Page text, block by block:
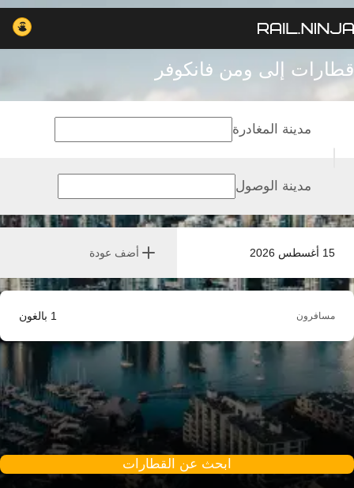
قطارات إلى ومن فانكوفر
15 أغسطس 2026 أضف عودة
مدينة المغادرة
مدينة الوصول
مسافرون 1 بالغون
ابحث عن القطارات